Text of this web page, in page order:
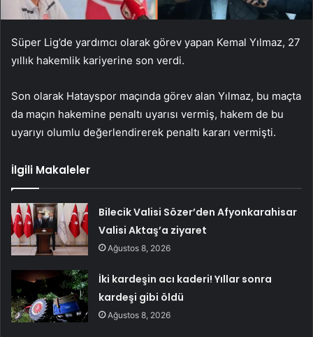
Süper Lig’de yardımcı olarak görev yapan Kemal Yılmaz, 27
yıllık hakemlik kariyerine son verdi.
Son olarak Hatayspor maçında görev alan Yılmaz, bu maçta
da maçın hakemine penaltı uyarısı vermiş, hakem de bu
uyarıyı olumlu değerlendirerek penaltı kararı vermişti.
İlgili Makaleler
Bilecik Valisi Sözer’den Afyonkarahisar
Valisi Aktaş’a ziyaret
Ağustos 8, 2026
İki kardeşin acı kaderi! Yıllar sonra
kardeşi gibi öldü
Ağustos 8, 2026